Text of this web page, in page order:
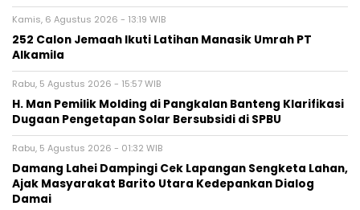
Kamis, 6 Agustus 2026 - 13:19 WIB
252 Calon Jemaah Ikuti Latihan Manasik Umrah PT
Alkamila
Rabu, 5 Agustus 2026 - 15:57 WIB
H. Man Pemilik Molding di Pangkalan Banteng Klarifikasi
Dugaan Pengetapan Solar Bersubsidi di SPBU
Rabu, 5 Agustus 2026 - 01:32 WIB
Damang Lahei Dampingi Cek Lapangan Sengketa Lahan,
Ajak Masyarakat Barito Utara Kedepankan Dialog
Damai